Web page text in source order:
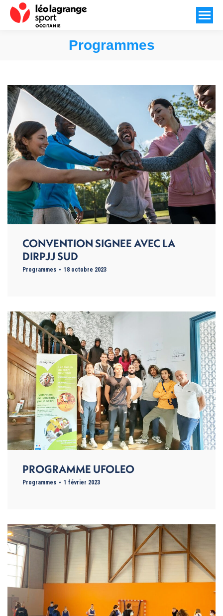
Programmes
CONVENTION SIGNEE AVEC LA
DIRPJJ SUD
Programmes 18 octobre 2023
PROGRAMME UFOLEO
Programmes 1 février 2023